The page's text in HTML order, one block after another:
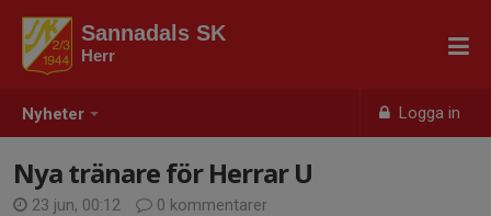
Nyheter Logga in
Sannadals SK
Herr
Nya tränare för Herrar U
23 jun, 00:12 0 kommentarer